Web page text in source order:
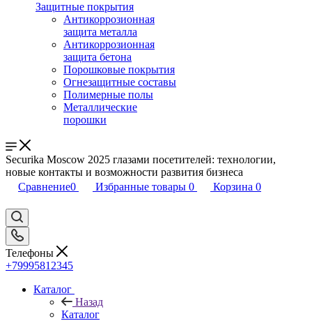
Защитные покрытия
Антикоррозионная
защита металла
Антикоррозионная
защита бетона
Порошковые покрытия
Огнезащитные составы
Полимерные полы
Металлические
порошки
Securika Moscow 2025 глазами посетителей: технологии,
новые контакты и возможности развития бизнеса
Сравнение0 Избранные товары 0 Корзина 0
Телефоны
+79995812345
Каталог
Назад
Каталог